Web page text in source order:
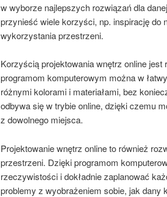
w wyborze najlepszych rozwiązań dla
przynieść wiele korzyści, np. inspirację
wykorzystania przestrzeni.
Korzyścią projektowania wnętrz online
programom komputerowym można w
różnymi kolorami i materiałami, bez
odbywa się w trybie online, dzięki czemu
z dowolnego miejsca.
Projektowanie wnętrz online to również
przestrzeni. Dzięki programom
rzeczywistości i dokładnie zaplanować
problemy z wyobrażeniem sobie, jak dany